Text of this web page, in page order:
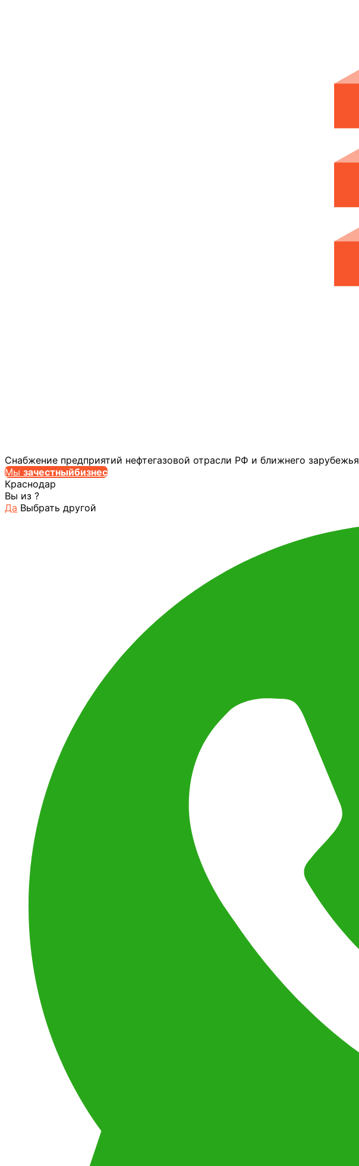
Снабжение предприятий нефтегазовой отрасли РФ и ближнего зарубежья
Мы зачестныйбизнес
Краснодар
Вы из ?
Да Выбрать другой